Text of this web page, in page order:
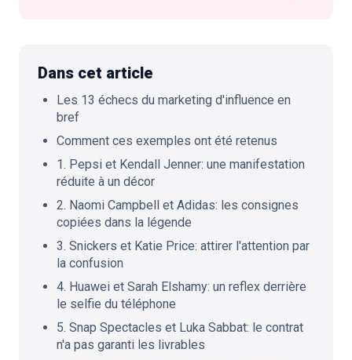
Dans cet article
Les 13 échecs du marketing d'influence en
bref
Comment ces exemples ont été retenus
1. Pepsi et Kendall Jenner: une manifestation
réduite à un décor
2. Naomi Campbell et Adidas: les consignes
copiées dans la légende
3. Snickers et Katie Price: attirer l'attention par
la confusion
4. Huawei et Sarah Elshamy: un reflex derrière
le selfie du téléphone
5. Snap Spectacles et Luka Sabbat: le contrat
n'a pas garanti les livrables